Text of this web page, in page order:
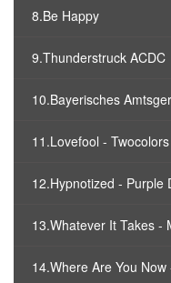
8.Be Happy
9.Thunderstruck ACDC
10.Bayerisches
11.Lovefool - Twocolors
12.Hypnotized - Purple
13.Whatever It Takes -
14.Where Are You